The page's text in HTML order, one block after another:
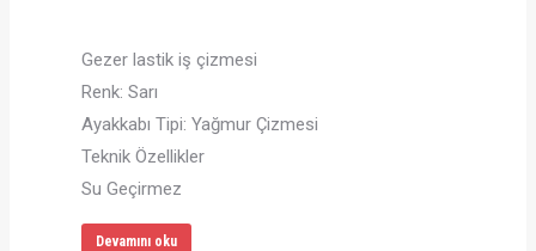
Gezer lastik iş çizmesi
Renk: Sarı
Ayakkabı Tipi: Yağmur Çizmesi
Teknik Özellikler
Su Geçirmez
Devamını oku